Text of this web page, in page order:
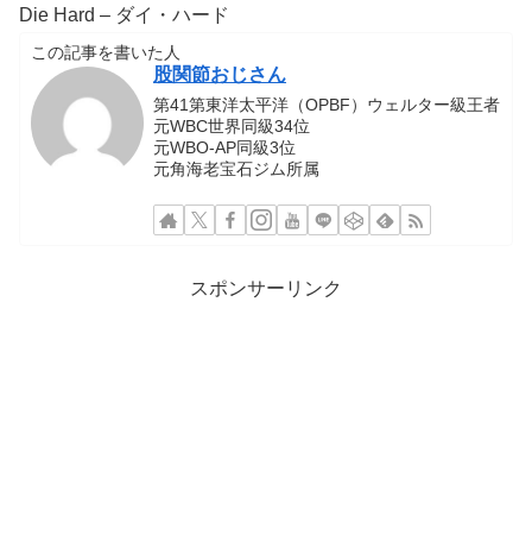
Die Hard – ダイ・ハード
この記事を書いた人
股関節おじさん
第41第東洋太平洋（OPBF）ウェルター級王者
元WBC世界同級34位
元WBO-AP同級3位
元角海老宝石ジム所属
スポンサーリンク